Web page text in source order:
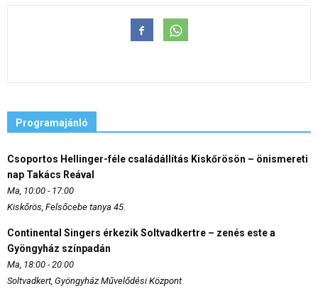
Programajánló
Csoportos Hellinger-féle családállítás Kiskőrösön – önismereti
nap Takács Reával
Ma, 10:00 - 17:00
Kiskőrös, Felsőcebe tanya 45.
Continental Singers érkezik Soltvadkertre – zenés este a
Gyöngyház színpadán
Ma, 18:00 - 20:00
Soltvadkert, Gyöngyház Művelődési Központ